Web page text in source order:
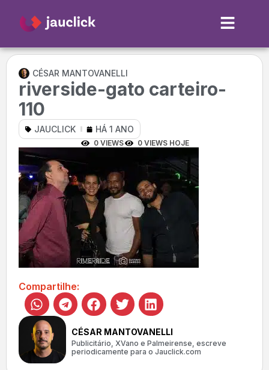
CÉSAR MANTOVANELLI
riverside-gato carteiro-
110
JAUCLICK HÁ 1 ANO
0 VIEWS 0 VIEWS HOJE
Compartilhe:
CÉSAR MANTOVANELLI
Publicitário, XVano e Palmeirense, escreve
periodicamente para o Jauclick.com